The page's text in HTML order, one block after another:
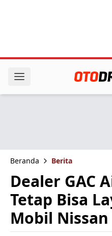
Beranda Berita
Dealer GAC
Tetap Bisa
Mobil Nissan